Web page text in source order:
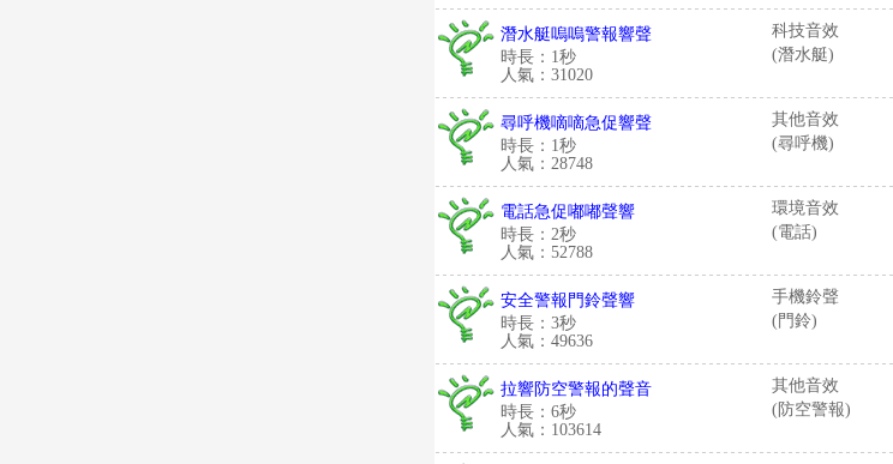
潛水艇嗚嗚警報響聲
時長：1秒
人氣：31020
科技音效
(潛水艇)
尋呼機嘀嘀急促響聲
時長：1秒
人氣：28748
其他音效
(尋呼機)
電話急促嘟嘟聲響
時長：2秒
人氣：52788
環境音效
(電話)
安全警報門鈴聲響
時長：3秒
人氣：49636
手機鈴聲
(門鈴)
拉響防空警報的聲音
時長：6秒
人氣：103614
其他音效
(防空警報)